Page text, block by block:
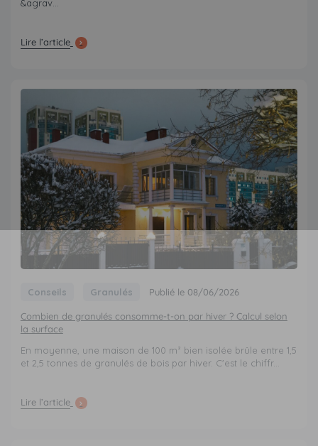
&agrav...
Lire l’article
Conseils Granulés Publié le 08/06/2026
Combien de granulés consomme-t-on par hiver ? Calcul selon
la surface
En moyenne, une maison de 100 m² bien isolée brûle entre 1,5
et 2,5 tonnes de granulés de bois par hiver. C'est le chiffr...
Lire l’article